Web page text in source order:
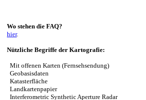
Wo stehen die FAQ?
hier.
Nützliche Begriffe der Kartografie:
Mit offenen Karten (Fernsehsendung)
Geobasisdaten
Katasterfläche
Landkartenpapier
Interferometric Synthetic Aperture Radar